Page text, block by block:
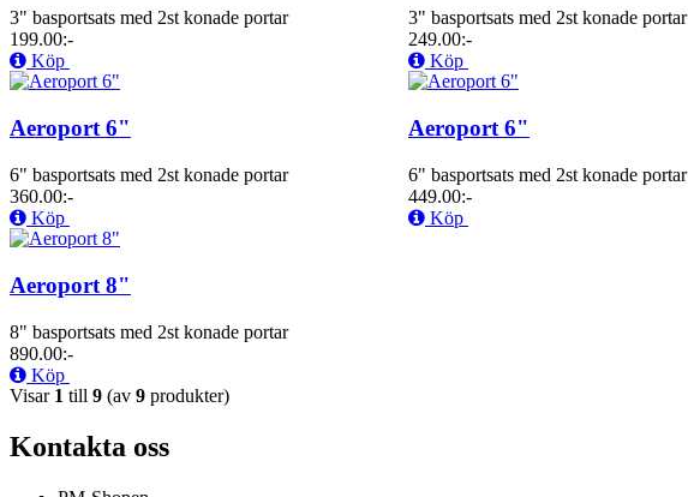
3" basportsats med 2st konade portar
199.00:-
Köp
3" basportsats med 2st konade portar
249.00:-
Köp
Aeroport 6"
6" basportsats med 2st konade portar
360.00:-
Köp
Aeroport 6"
6" basportsats med 2st konade portar
449.00:-
Köp
Aeroport 8"
8" basportsats med 2st konade portar
890.00:-
Köp
Visar 1 till 9 (av 9 produkter)
Kontakta oss